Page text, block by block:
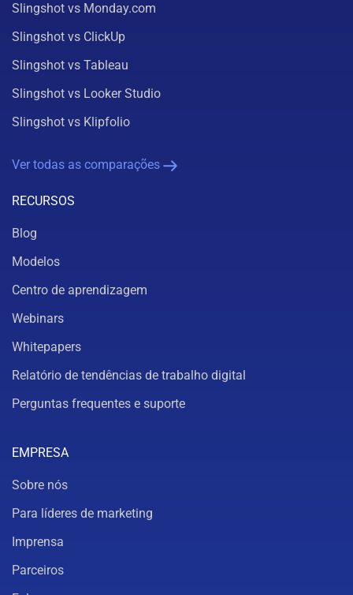
Slingshot vs Monday.com
Slingshot vs ClickUp
Slingshot vs Tableau
Slingshot vs Looker Studio
Slingshot vs Klipfolio
Ver todas as comparações
RECURSOS
Blog
Modelos
Centro de aprendizagem
Webinars
Whitepapers
Relatório de tendências de trabalho digital
Perguntas frequentes e suporte
EMPRESA
Sobre nós
Para líderes de marketing
Imprensa
Parceiros